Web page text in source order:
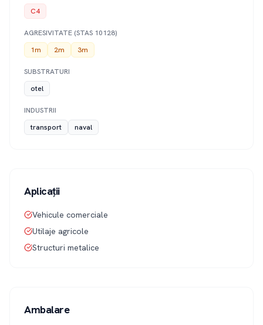
C4
AGRESIVITATE (STAS 10128)
1m
2m 3m
SUBSTRATURI
otel
INDUSTRII
transport
naval
Aplicații
Vehicule comerciale
Utilaje agricole
Structuri metalice
Ambalare